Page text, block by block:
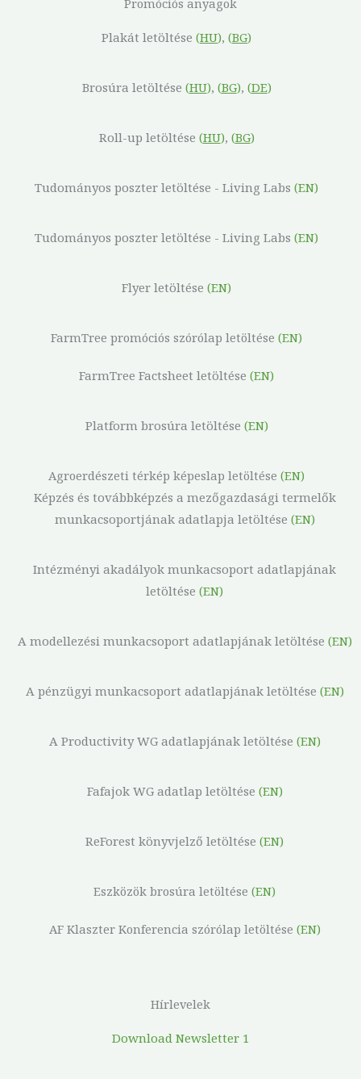
Promóciós anyagok
Plakát letöltése (HU), (BG)
Brosúra letöltése (HU), (BG), (DE)
Roll-up letöltése (HU), (BG)
Tudományos poszter letöltése - Living Labs (EN)
Tudományos poszter letöltése - Living Labs (EN)
Flyer letöltése (EN)
FarmTree promóciós szórólap letöltése (EN)
FarmTree Factsheet letöltése (EN)
Platform brosúra letöltése (EN)
Agroerdészeti térkép képeslap letöltése (EN)
Képzés és továbbképzés a mezőgazdasági termelők
munkacsoportjának adatlapja letöltése (EN)
Intézményi akadályok munkacsoport adatlapjának
letöltése (EN)
A modellezési munkacsoport adatlapjának letöltése (EN)
A pénzügyi munkacsoport adatlapjának letöltése (EN)
A Productivity WG adatlapjának letöltése (EN)
Fafajok WG adatlap letöltése (EN)
ReForest könyvjelző letöltése (EN)
Eszközök brosúra letöltése (EN)
AF Klaszter Konferencia szórólap letöltése (EN)
Hírlevelek
Download Newsletter 1